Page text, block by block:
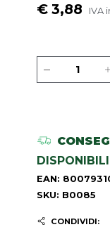
€ 3,88 IVA
EAN:
SKU: B0085
CONDIVIDI: